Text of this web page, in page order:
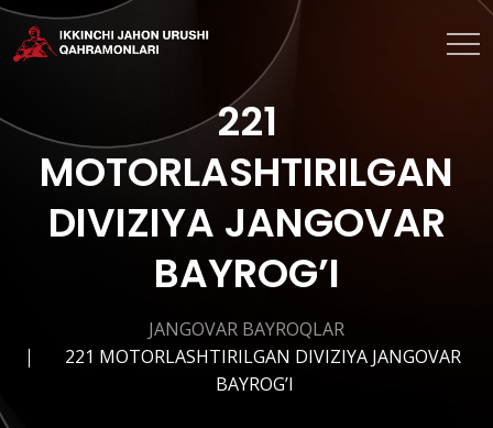
221
MOTORLASHTIRILGAN
DIVIZIYA JANGOVAR
BAYROG’I
JANGOVAR BAYROQLAR
221 MOTORLASHTIRILGAN DIVIZIYA JANGOVAR
BAYROG’I